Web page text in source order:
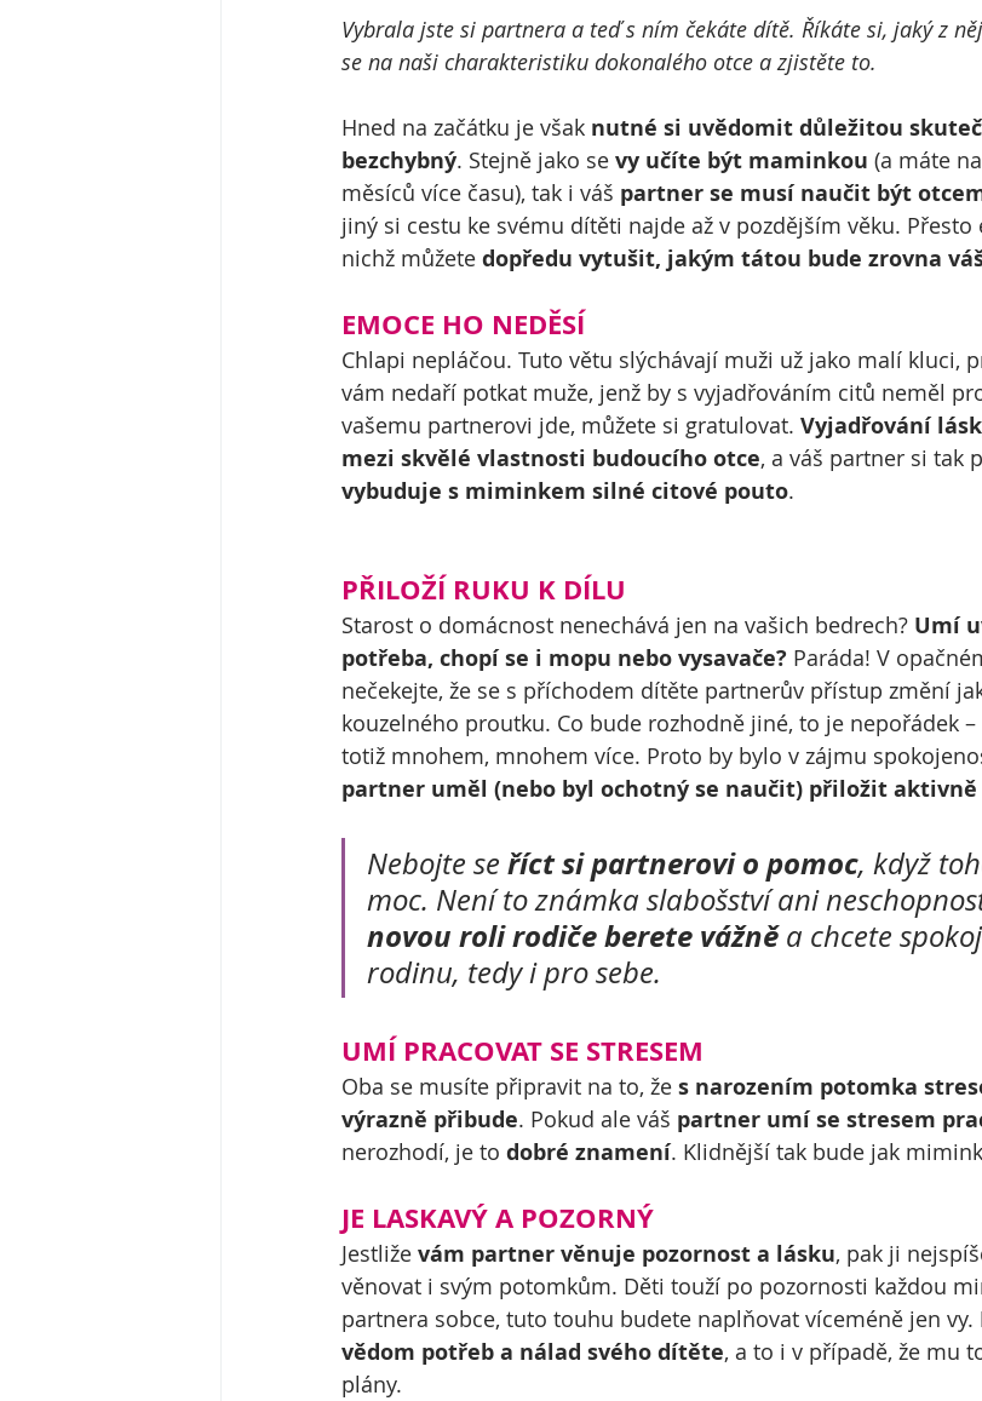
Vybrala jste si partnera a teď s ním čekáte dítě. Říkáte si, jaký z
se na naši charakteristiku dokonalého otce a zjistěte to.
Hned na začátku je však nutné si uvědomit důležitou
bezchybný. Stejně jako se vy učíte být maminkou (a máte
měsíců více času), tak i váš partner se musí naučit být
jiný si cestu ke svému dítěti najde až v pozdějším věku.
nichž můžete dopředu vytušit, jakým tátou bude zrovna
EMOCE HO NEDĚSÍ
Chlapi nepláčou. Tuto větu slýchávají muži už jako malí kluci,
vám nedaří potkat muže, jenž by s vyjadřováním citů neměl
vašemu partnerovi jde, můžete si gratulovat. Vyjadřování
mezi skvělé vlastnosti budoucího otce, a váš partner si tak
vybuduje s miminkem silné citové pouto.
PŘILOŽÍ RUKU K DÍLU
Starost o domácnost nenechává jen na vašich bedrech? Umí
potřeba, chopí se i mopu nebo vysavače? Paráda! V
nečekejte, že se s příchodem dítěte partnerův přístup změní
kouzelného proutku. Co bude rozhodně jiné, to je nepořádek
totiž mnohem, mnohem více. Proto by bylo v zájmu
partner uměl (nebo byl ochotný se naučit) přiložit
Nebojte se říct si partnerovi o pomoc, když
moc. Není to známka slabošství ani
novou roli rodiče berete vážně a chcete
rodinu, tedy i pro sebe.
UMÍ PRACOVAT SE STRESEM
Oba se musíte připravit na to, že s narozením potomka
výrazně přibude. Pokud ale váš partner umí se stresem
nerozhodí, je to dobré znamení. Klidnější tak bude jak
JE LASKAVÝ A POZORNÝ
Jestliže vám partner věnuje pozornost a lásku, pak ji
věnovat i svým potomkům. Děti touží po pozornosti každou
partnera sobce, tuto touhu budete naplňovat víceméně jen vy.
vědom potřeb a nálad svého dítěte, a to i v případě, že mu
plány.